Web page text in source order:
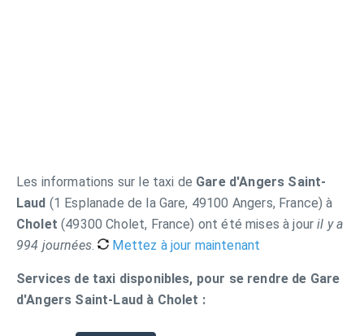
Les informations sur le taxi de Gare d'Angers Saint-
Laud (1 Esplanade de la Gare, 49100 Angers, France) à
Cholet (49300 Cholet, France) ont été mises à jouril y a
994 journées. Mettez à jour maintenant
Services de taxi disponibles, pour se rendre de Gare
d'Angers Saint-Laud à Cholet :